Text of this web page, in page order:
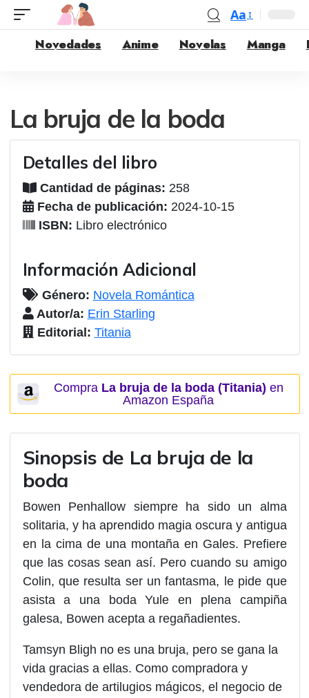
Aa
Novedades
Anime Novelas Manga
La bruja de la boda
Detalles del libro
Cantidad de páginas: 258
Fecha de publicación: 2024-10-15
ISBN: Libro electrónico
Información Adicional
Género: Novela Romántica
Autor/a: Erin Starling
Editorial: Titania
Compra La bruja de la boda (Titania) en
Amazon España
Sinopsis de La bruja de la
boda
Bowen Penhallow siempre ha sido un alma
solitaria, y ha aprendido magia oscura y antigua
en la cima de una montaña en Gales. Prefiere
que las cosas sean así. Pero cuando su amigo
Colin, que resulta ser un fantasma, le pide que
asista a una boda Yule en plena campiña
galesa, Bowen acepta a regañadientes.
Tamsyn Bligh no es una bruja, pero se gana la
vida gracias a ellas. Como compradora y
vendedora de artilugios mágicos, el negocio de